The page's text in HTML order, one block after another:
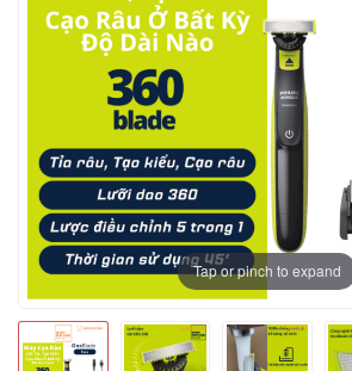
Tap or pinch to expand